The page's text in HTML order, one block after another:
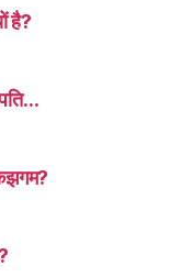
है?